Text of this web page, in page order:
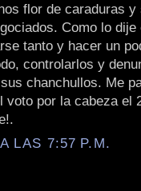
flor de caraduras y
Como lo
tanto y hacer un
controlarlos y
chanchullos. Me
voto por la cabeza el
LAS 7:57 P.M.